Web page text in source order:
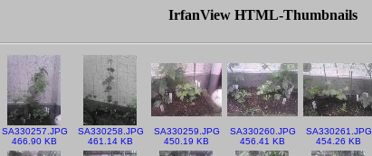
IrfanView HTML-Thumbnails
SA330257.JPG
466.90 KB
SA330258.JPG
461.14 KB
SA330259.JPG
450.19 KB
SA330260.JPG
456.41 KB
SA330261.JPG
454.26 KB